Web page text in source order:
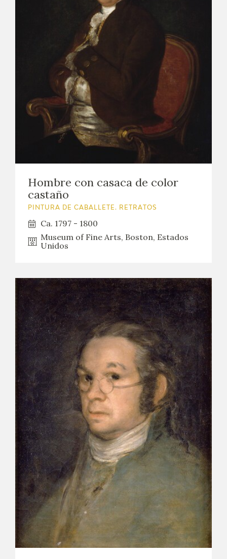
Hombre con casaca de color
castaño
PINTURA DE CABALLETE. RETRATOS
Ca. 1797 - 1800
Museum of Fine Arts, Boston, Estados
Unidos